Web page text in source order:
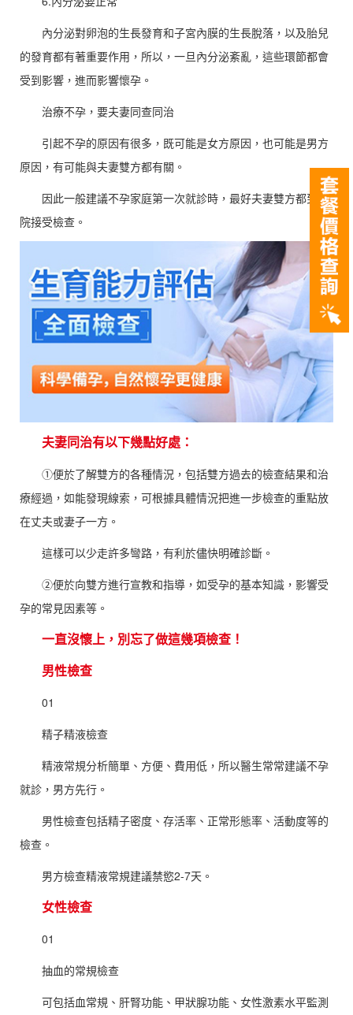
內分泌對卵泡的生長發育和子宮內膜的生長脫落，以及胎兒
的發育都有著重要作用，所以，一旦內分泌紊亂，這些環節都會
受到影響，進而影響懷孕。
治療不孕，要夫妻同查同治
引起不孕的原因有很多，既可能是女方原因，也可能是男方
原因，有可能與夫妻雙方都有關。
因此一般建議不孕家庭第一次就診時，最好夫妻雙方都到醫
院接受檢查。
夫妻同治有以下幾點好處：
①便於了解雙方的各種情況，包括雙方過去的檢查結果和治
療經過，如能發現線索，可根據具體情況把進一步檢查的重點放
在丈夫或妻子一方。
這樣可以少走許多彎路，有利於儘快明確診斷。
②便於向雙方進行宣教和指導，如受孕的基本知識，影響受
孕的常見因素等。
一直沒懷上，別忘了做這幾項檢查！
男性檢查
01
精子精液檢查
精液常規分析簡單、方便、費用低，所以醫生常常建議不孕
就診，男方先行。
男性檢查包括精子密度、存活率、正常形態率、活動度等的
檢查。
男方檢查精液常規建議禁慾2-7天。
女性檢查
01
抽血的常規檢查
可包括血常規、肝腎功能、甲狀腺功能、女性激素水平監測